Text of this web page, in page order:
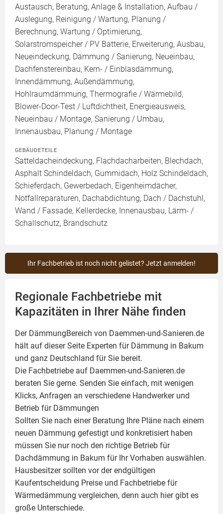
Austausch, Beratung, Anlage & Installation, Aufbau /
Auslegung, Reinigung / Wartung, Planung /
Berechnung, Wartung / Optimierung,
Solarstromspeicher / PV Batterie, Erweiterung, Ausbau,
Neueindeckung, Dämmung / Sanierung, Neueinbau,
Dachfenstereinbau, Kern- / Einblasdämmung,
Innendämmung, Außendämmung,
Hohlraumdämmung, Thermografie / Wärmebild,
Blower-Door-Test / Luftdichtheit, Energieausweis,
Neueinbau / Montage, Sanierung / Umbau,
Innenausbau, Planung / Montage
GEBÄUDETEILE
Satteldacheindeckung, Flachdacharbeiten, Blechdach,
Asphalt Schindeldach, Gummidach, Holz Schindeldach,
Schieferdach, Gewerbedach, Eigenheimdächer,
Notfallreparaturen, Dachabdichtung, Dach / Dachstuhl,
Wand / Fassade, Kellerdecke, Innenausbau, Lärm- /
Schallschutz, Brandschutz
Ihr Fachbetrieb ist noch nicht gelistet? Jetzt anmelden!
Regionale Fachbetriebe mit
Kapazitäten in Ihrer Nähe finden
Der DämmungBereich von Daemmen-und-Sanieren.de
hält auf dieser Seite Experten für Dämmung in Bakum
und ganz Deutschland für Sie bereit.
Die Fachbetriebe auf Daemmen-und-Sanieren.de
beraten Sie gerne. Senden Sie einfach, mit wenigen
Klicks, Anfragen an verschiedene Handwerker und
Betrieb für Dämmungen
Sollten Sie nach einer Beratung Ihre Pläne nach einem
neuen Dämmung gefestigt und konkretisiert haben
müssen Sie nur noch den richtige Betrieb für
Dachdämmung in Bakum für Ihr Vorhaben auswählen.
Hausbesitzer sollten vor der endgültigen
Kaufentscheidung Preise und Fachbetriebe für
Wärmedämmung vergleichen, denn auch hier gibt es
große Unterschiede.